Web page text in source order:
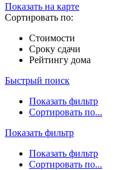
Показать на карте
Сортировать по:
Стоимости
Сроку сдачи
Рейтингу дома
Быстрый поиск
Показать фильтр
Сортировать по...
Показать фильтр
Показать фильтр
Сортировать по...